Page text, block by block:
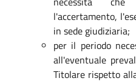
l'accertamento,
in sede giudiziaria;
per il periodo
all'eventuale
Titolare rispetto